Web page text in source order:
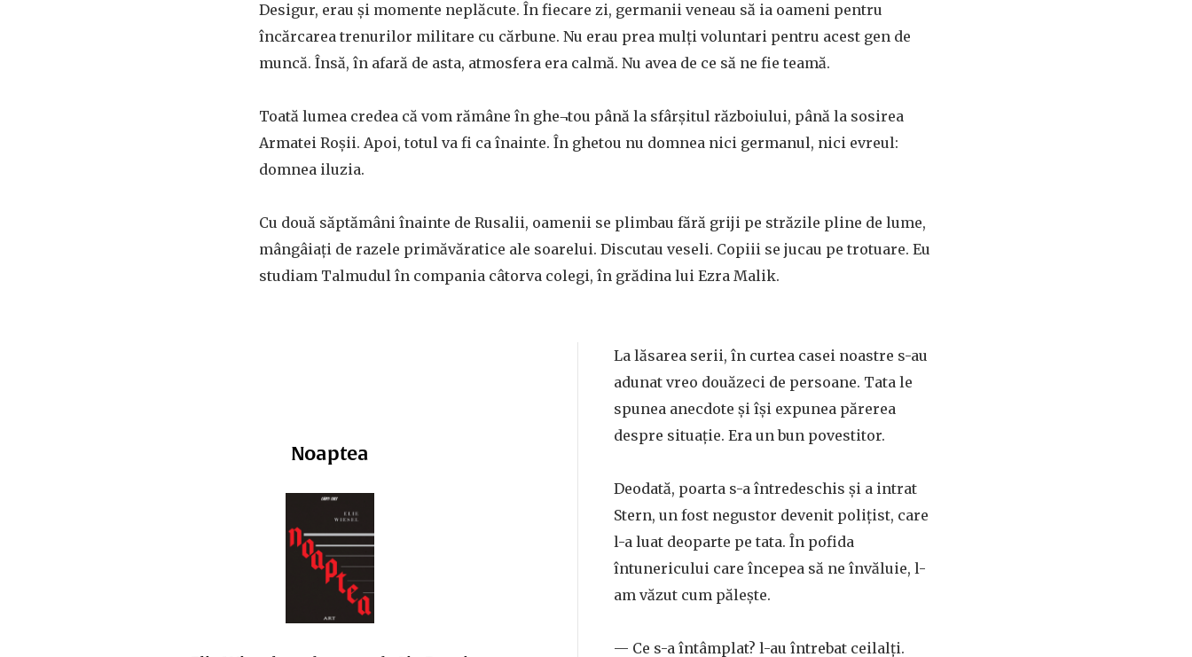
Desigur, erau și momente neplăcute. În fiecare zi, germanii veneau să ia oameni pentru
încărcarea trenurilor militare cu cărbune. Nu erau prea mulți voluntari pentru acest gen de
muncă. Însă, în afară de asta, atmosfera era calmă. Nu avea de ce să ne fie teamă.
Toată lumea credea că vom rămâne în ghe¬tou până la sfârșitul războiului, până la sosirea
Armatei Roșii. Apoi, totul va fi ca înainte. În ghetou nu domnea nici germanul, nici evreul:
domnea iluzia.
Cu două săptămâni înainte de Rusalii, oamenii se plimbau fără griji pe străzile pline de lume,
mângâiați de razele primăvăratice ale soarelui. Discutau veseli. Copiii se jucau pe trotuare. Eu
studiam Talmudul în compania câtorva colegi, în grădina lui Ezra Malik.
Noaptea
La lăsarea serii, în curtea casei noastre s-au
adunat vreo douăzeci de persoane. Tata le
spunea anecdote și își expunea părerea
despre situație. Era un bun povestitor.
Deodată, poarta s-a întredeschis și a intrat
Stern, un fost negustor devenit polițist, care
l-a luat deoparte pe tata. În pofida
întunericului care începea să ne învăluie, l-
am văzut cum pălește.
— Ce s-a întâmplat? l-au întrebat ceilalți.